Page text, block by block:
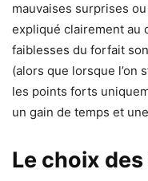
mauvaises surprises
expliqué clairement au
faiblesses du forfait
(alors que lorsque l’on
les points forts
un gain de temps et
Le choix